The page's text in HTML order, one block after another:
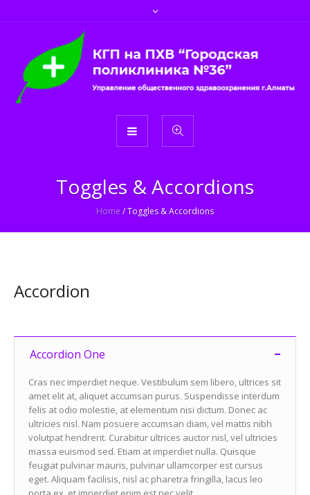
Toggles & Accordions
Home /Toggles & Accordions
Accordion
Accordion One
Cras nec imperdiet neque. Vestibulum sem libero, ultrices sit
amet elit at, aliquet accumsan purus. Suspendisse interdum
felis at odio molestie, at elementum nisi dictum. Donec ac
ultricies nisl. Nam posuere accumsan diam, vel mattis nibh
volutpat hendrerit. Curabitur ultrices auctor nisl, vel ultricies
massa euismod sed. Etiam at imperdiet nulla. Quisque
feugiat pulvinar mauris, pulvinar ullamcorper est cursus
eget. Aliquam facilisis, nisl ac pharetra fringilla, lacus leo